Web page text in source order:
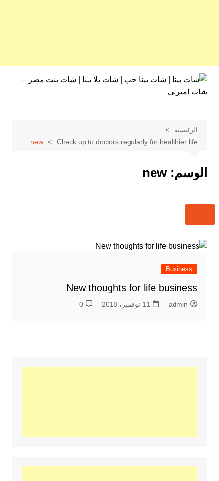
التجاوز
المحتوى
الرئيسية
Check up to doctors regularly for healthier life
new
الوسم:new
Business
New thoughts for life business
admin 11 نوفمبر، 2018 0